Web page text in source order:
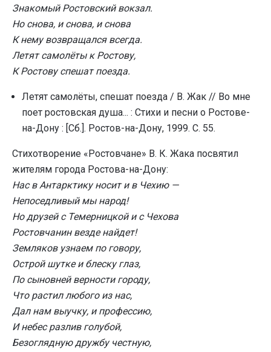
Знакомый Ростовский вокзал.
Но снова, и снова, и снова
К нему возвращался всегда.
Летят самолёты к Ростову,
К Ростову спешат поезда.
Летят самолёты, спешат поезда / В. Жак // Во мне
поет ростовская душа... : Стихи и песни о Ростове-
на-Дону : [Сб.]. Ростов-на-Дону, 1999. С. 55.
Стихотворение «Ростовчане» В. К. Жака посвятил
жителям города Ростова-на-Дону:
Нас в Антарктику носит и в Чехию —
Непоседливый мы народ!
Но друзей с Темерницкой и с Чехова
Ростовчанин везде найдет!
Земляков узнаем по говору,
Острой шутке и блеску глаз,
По сыновней верности городу,
Что растил любого из нас,
Дал нам выучку, и профессию,
И небес разлив голубой,
Безоглядную дружбу честную,